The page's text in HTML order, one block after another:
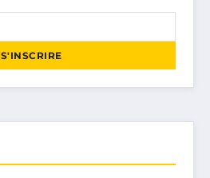
S'INSCRIRE